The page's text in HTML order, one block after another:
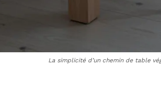
La simplicité d’un chemin de table